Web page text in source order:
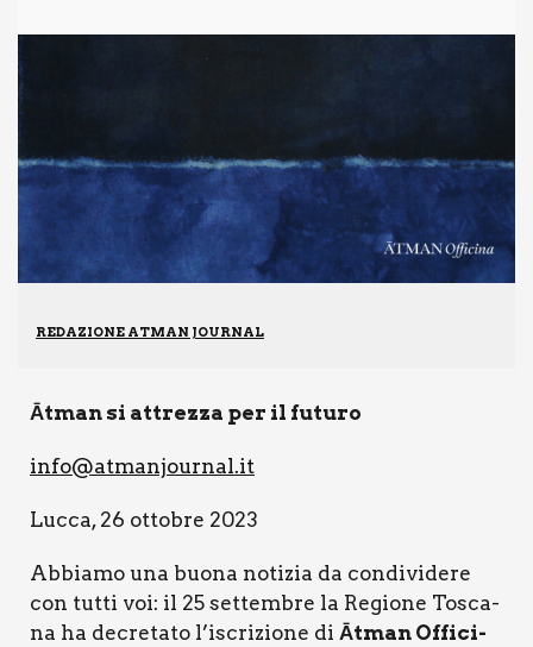
REDAZIONE ATMAN JOURNAL
Ātman si attrez­za per il futu­ro
info@atmanjournal.it
Luc­ca, 26 otto­bre 2023
Abbia­mo una buo­na noti­zia da con­di­vi­de­re
con tut­ti voi: il 25 set­tem­bre la Regio­ne Tosca­
na ha decre­ta­to l’iscrizione di Ātman Offi­ci­